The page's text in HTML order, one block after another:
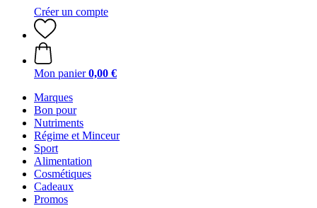
Créer un compte
Mon panier 0,00 €
Marques
Bon pour
Nutriments
Régime et Minceur
Sport
Alimentation
Cosmétiques
Cadeaux
Promos